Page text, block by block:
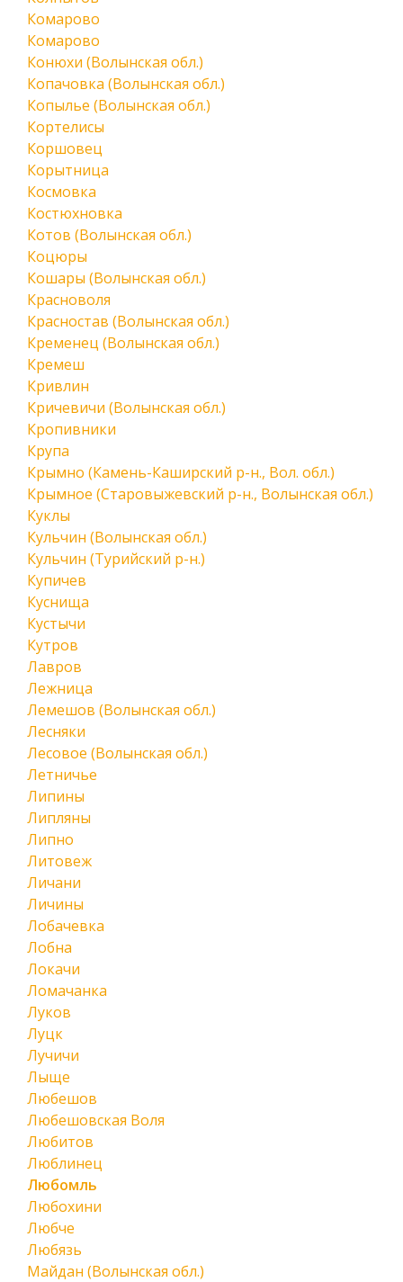
Комарово
Комарово
Конюхи (Волынская обл.)
Копачовка (Волынская обл.)
Копылье (Волынская обл.)
Кортелисы
Коршовец
Корытница
Космовка
Костюхновка
Котов (Волынская обл.)
Коцюры
Кошары (Волынская обл.)
Красноволя
Красностав (Волынская обл.)
Кременец (Волынская обл.)
Кремеш
Кривлин
Кричевичи (Волынская обл.)
Кропивники
Крупа
Крымно (Камень-Каширский р-н., Вол. обл.)
Крымное (Старовыжевский р-н., Волынская обл.)
Куклы
Кульчин (Волынская обл.)
Кульчин (Турийский р-н.)
Купичев
Куснища
Кустычи
Кутров
Лавров
Лежница
Лемешов (Волынская обл.)
Лесняки
Лесовое (Волынская обл.)
Летничье
Липины
Липляны
Липно
Литовеж
Личани
Личины
Лобачевка
Лобна
Локачи
Ломачанка
Луков
Луцк
Лучичи
Лыще
Любешов
Любешовская Воля
Любитов
Люблинец
Любомль
Любохини
Любче
Любязь
Майдан (Волынская обл.)